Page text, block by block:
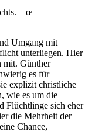
Umgang mit
unterliegen. Hier
mit. Günther
es für
explizit christliche
wie es um die
Flüchtlinge sich eher
die Mehrheit der
Chance,